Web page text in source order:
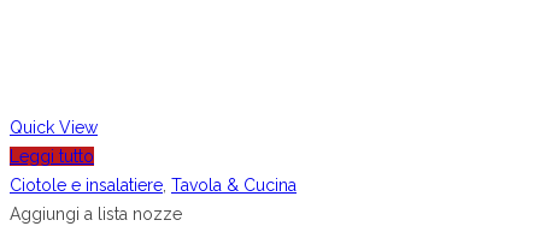
Quick View
Leggi tutto
Ciotole e insalatiere Tavola & Cucina
Aggiungi a lista nozze